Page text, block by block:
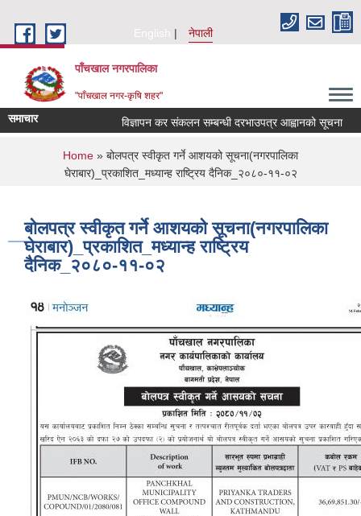
English
नेपाली
पाँचखाल नगरपालिका
"पाँचखाल नगर-कृषि शहर"
समाचार विज्ञापन कर संकलन सम्बन्धी दरभाउपत्र आह्वानको सूचना
You are here
Home » बोलपत्र स्वीकृत गर्ने आशयको सूचना(नगरपालिका
घेराबार)_प्रकाशित_मध्यान्ह राष्ट्रिय दैनिक_२०८०-११-०२
बोलपत्र स्वीकृत गर्ने आशयको सूचना(नगरपालिका
घेराबार)_प्रकाशित_मध्यान्ह राष्ट्रिय
दैनिक_२०८०-११-०२